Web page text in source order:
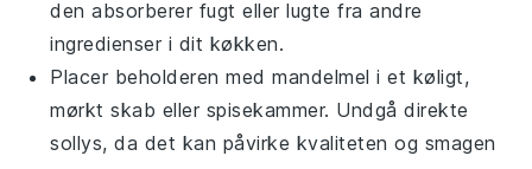
den absorberer fugt eller lugte fra andre
ingredienser i dit køkken.
Placer beholderen medmandelmel i et køligt,
mørkt skab eller spisekammer. Undgå direkte
sollys, da det kan påvirke kvaliteten og smagen